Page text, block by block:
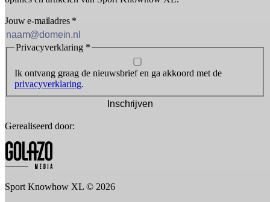
Jouw e-mailadres *
Privacyverklaring *
Ik ontvang graag de nieuwsbrief en ga akkoord met de
privacyverklaring.
Inschrijven
Gerealiseerd door:
Sport Knowhow XL © 2026